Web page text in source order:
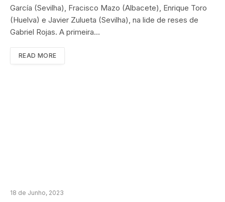
García (Sevilha), Fracisco Mazo (Albacete), Enrique Toro
(Huelva) e Javier Zulueta (Sevilha), na lide de reses de
Gabriel Rojas. A primeira…
READ MORE
18 de Junho, 2023